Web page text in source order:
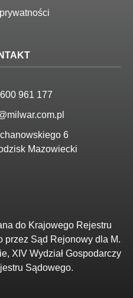
961 177
6
Mazowiecki
do Krajowego Rejestru
przez Sąd Rejonowy dla M.
XIV Wydział Gospodarczy
Sądowego.